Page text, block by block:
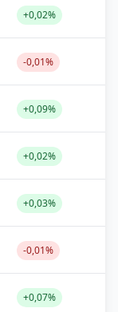
+0,02%
-0,01%
+0,09%
+0,02%
+0,03%
-0,01%
+0,07%